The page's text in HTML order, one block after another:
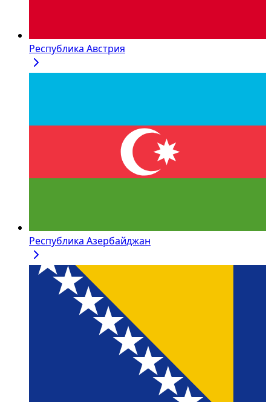
Республика Австрия
Республика Азербайджан